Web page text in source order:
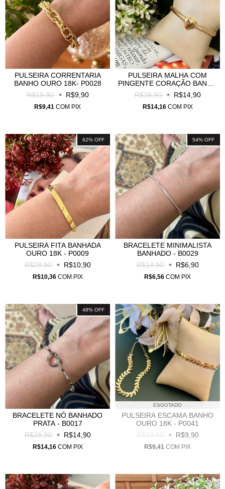
PULSEIRA CORRENTARIA
BANHO OURO 18K- P0028
R$19,90
R$9,90
R$9,41 COM PIX
PULSEIRA MALHA COM
PINGENTE CORAÇÃO BANHO
OURO 18K - P0043
R$28,90 R$14,90
R$14,16 COM PIX
62% OFF
PULSEIRA FITA BANHADA
OURO 18K - P0009
R$28,90
R$10,90
R$10,36 COM PIX
54% OFF
BRACELETE MINIMALISTA
BANHADO - B0029
R$14,90
R$6,90
R$6,56 COM PIX
48% OFF
BRACELETE NÓ BANHADO
PRATA - B0017
R$28,90
R$14,90
R$14,16 COM PIX
ESGOTADO
PULSEIRA ESCAMA BANHO
OURO 18K - P0041
R$19,90
R$9,90
R$9,41 COM PIX